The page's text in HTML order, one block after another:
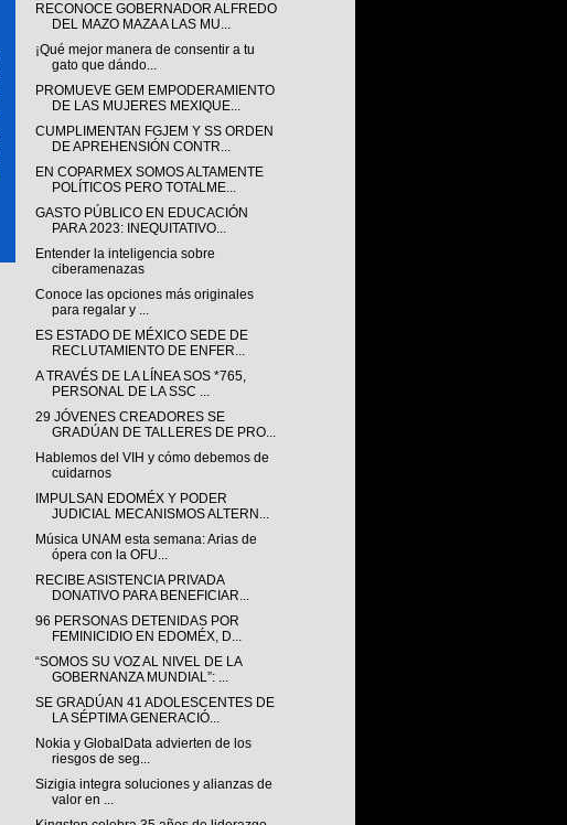
RECONOCE GOBERNADOR ALFREDO
DEL MAZO MAZA A LAS MU...
¡Qué mejor manera de consentir a tu
gato que dándo...
PROMUEVE GEM EMPODERAMIENTO
DE LAS MUJERES MEXIQUE...
CUMPLIMENTAN FGJEM Y SS ORDEN
DE APREHENSIÓN CONTR...
EN COPARMEX SOMOS ALTAMENTE
POLÍTICOS PERO TOTALME...
GASTO PÚBLICO EN EDUCACIÓN
PARA 2023: INEQUITATIVO...
Entender la inteligencia sobre
ciberamenazas
Conoce las opciones más originales
para regalar y ...
ES ESTADO DE MÉXICO SEDE DE
RECLUTAMIENTO DE ENFER...
A TRAVÉS DE LA LÍNEA SOS *765,
PERSONAL DE LA SSC ...
29 JÓVENES CREADORES SE
GRADÚAN DE TALLERES DE PRO...
Hablemos del VIH y cómo debemos de
cuidarnos
IMPULSAN EDOMÉX Y PODER
JUDICIAL MECANISMOS ALTERN...
Música UNAM esta semana: Arias de
ópera con la OFU...
RECIBE ASISTENCIA PRIVADA
DONATIVO PARA BENEFICIAR...
96 PERSONAS DETENIDAS POR
FEMINICIDIO EN EDOMÉX, D...
“SOMOS SU VOZ AL NIVEL DE LA
GOBERNANZA MUNDIAL”: ...
SE GRADÚAN 41 ADOLESCENTES DE
LA SÉPTIMA GENERACIÓ...
Nokia y GlobalData advierten de los
riesgos de seg...
Sizigia integra soluciones y alianzas de
valor en ...